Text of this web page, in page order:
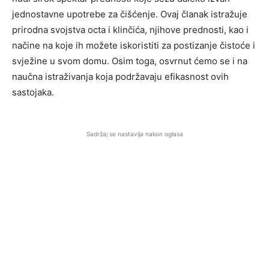
jednostavne upotrebe za čišćenje. Ovaj članak istražuje
prirodna svojstva octa i klinčića, njihove prednosti, kao i
načine na koje ih možete iskoristiti za postizanje čistoće i
svježine u svom domu. Osim toga, osvrnut ćemo se i na
naučna istraživanja koja podržavaju efikasnost ovih
sastojaka.
Sadržaj se nastavlja nakon oglasa